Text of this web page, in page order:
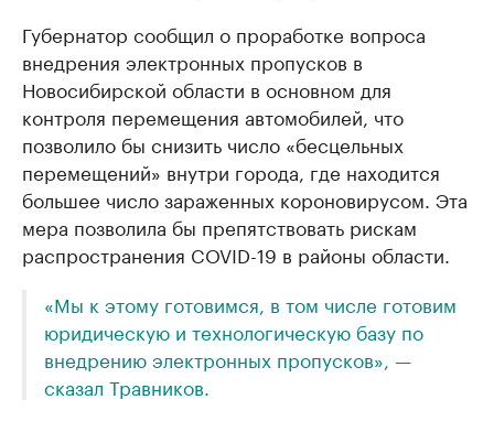
Губернатор сообщил о проработке вопроса
внедрения электронных пропусков в
Новосибирской области в основном для
контроля перемещения автомобилей, что
позволило бы снизить число «бесцельных
перемещений» внутри города, где находится
большее число зараженных короновирусом. Эта
мера позволила бы препятствовать рискам
распространения COVID-19 в районы области.
«Мы к этому готовимся, в том числе готовим
юридическую и технологическую базу по
внедрению электронных пропусков», —
сказал Травников.